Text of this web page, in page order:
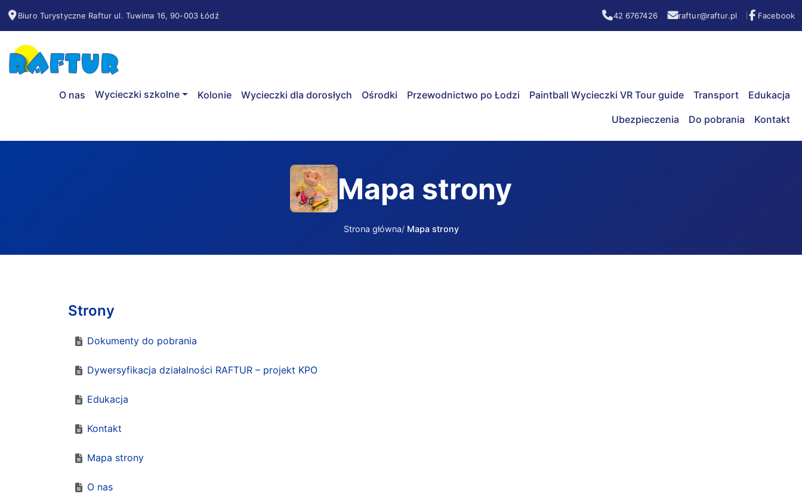
Biuro Turystyczne Raftur ul. Tuwima 16, 90-003 Łódź 42 6767426 raftur@raftur.pl Facebook
O nas Wycieczki szkolne Kolonie Wycieczki dla dorosłych Ośrodki Przewodnictwo po Łodzi Paintball Wycieczki VR Tour guide Transport Edukacja
Ubezpieczenia Do pobrania Kontakt
Mapa strony
Strona główna Mapa strony
Strony
Dokumenty do pobrania
Dywersyfikacja działalności RAFTUR – projekt KPO
Edukacja
Kontakt
Mapa strony
O nas